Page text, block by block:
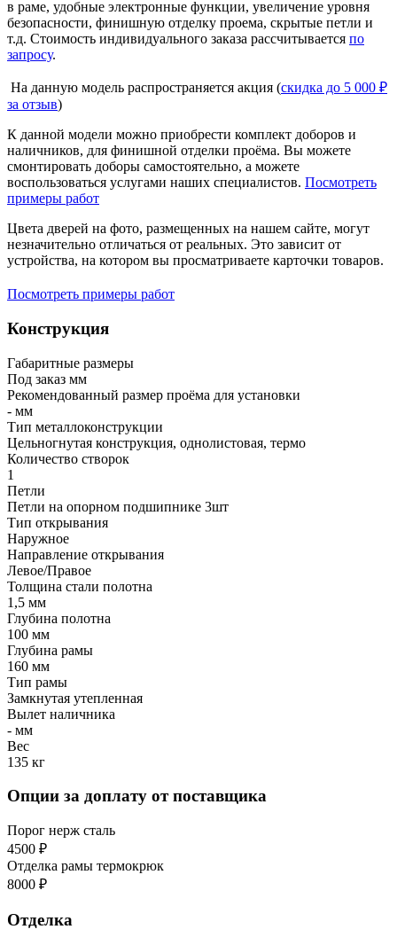
в раме, удобные электронные функции, увеличение уровня
безопасности, финишную отделку проема, скрытые петли и
т.д. Стоимость индивидуального заказа рассчитывается по
запросу.
На данную модель распространяется акция (скидка до 5 000 ₽
за отзыв)
К данной модели можно приобрести комплект доборов и
наличников, для финишной отделки проёма. Вы можете
смонтировать доборы самостоятельно, а можете
воспользоваться услугами наших специалистов. Посмотреть
примеры работ
Цвета дверей на фото, размещенных на нашем сайте, могут
незначительно отличаться от реальных. Это зависит от
устройства, на котором вы просматриваете карточки товаров.
Посмотреть примеры работ
Конструкция
Габаритные размеры
Под заказ мм
Рекомендованный размер проёма для установки
- мм
Тип металлоконструкции
Цельногнутая конструкция, однолистовая, термо
Количество створок
1
Петли
Петли на опорном подшипнике 3шт
Тип открывания
Наружное
Направление открывания
Левое/Правое
Толщина стали полотна
1,5 мм
Глубина полотна
100 мм
Глубина рамы
160 мм
Тип рамы
Замкнутая утепленная
Вылет наличника
- мм
Вес
135 кг
Опции за доплату от поставщика
Порог нерж сталь
4500 ₽
Отделка рамы термокрюк
8000 ₽
Отделка